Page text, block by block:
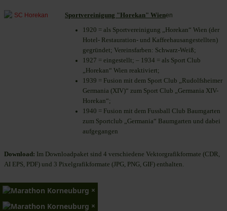
Sportvereinigung "Horekan" Wienen
1920 = als Sportvereinigung „Horekan“ Wien (der
Hotel- Restauration- und Kaffeehausangestellten)
gegründet; Vereinsfarben: Schwarz-Weiß;
1927 = eingestellt; – 1934 = als Sport Club
„Horekan“ Wien reaktiviert;
1939 = Fusion mit dem Sport Club „Rudolfsheimer
Germania (XIV)“ zum Sport Club „Germania XIV-
Horekan“;
1940 = Fusion mit dem Fussball Club Baumgarten
zum Sportclub „Germania“ Baumgarten und dabei
aufgegangen
Download: Im Downloadpaket sind 4 verschiedene Vektorgrafikformate (CDR,
AI EPS, PDF) und 3 Pixelgrafikformate (JPG, PNG, GIF) enthalten.
×
×